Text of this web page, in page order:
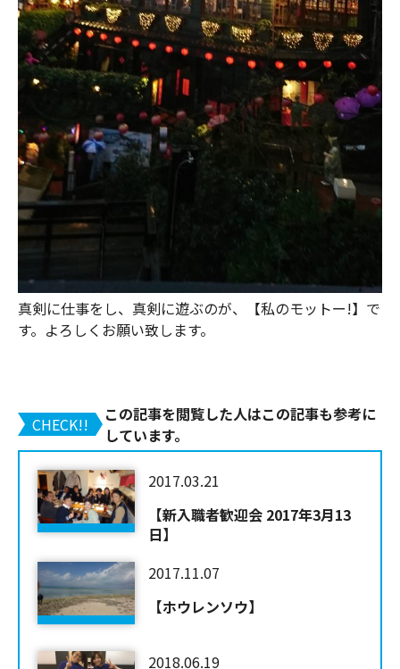
真剣に仕事をし、真剣に遊ぶのが、【私のモットー!】で
す。よろしくお願い致します。
CHECK!!
この記事を閲覧した人はこの記事も参考に
しています。
2017.03.21
【新入職者歓迎会 2017年3月13
日】
2017.11.07
【ホウレンソウ】
2018.06.19